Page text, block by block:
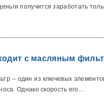
получится заработать
с масляным
– один из ключевых
Однако скорость его...